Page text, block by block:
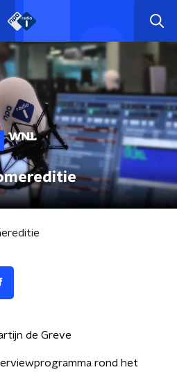
de Greve
rond het